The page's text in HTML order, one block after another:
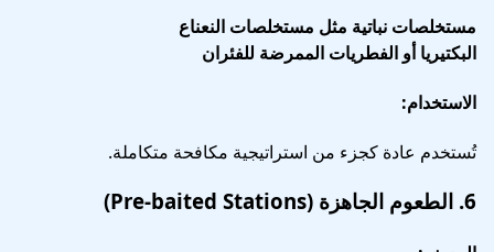
مستخلصات نباتية مثل مستخلصات النعناع
البكتيريا أو الفطريات الممرضة للفئران
الاستخدام:
تُستخدم عادة كجزء من استراتيجية مكافحة متكاملة.
6. الطعوم الجاهزة (Pre-baited Stations)